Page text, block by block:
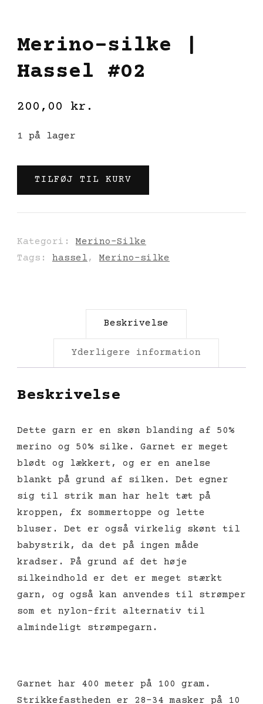
Merino-silke |
Hassel #02
200,00 kr.
1 på lager
Merino-
silke
#02
antal
TILFØJ TIL KURV
Kategori: Merino-Silke
Tags: hassel , Merino-silke
Beskrivelse
Yderligere information
Beskrivelse
Dette garn er en skøn blanding af 50%
merino og 50% silke. Garnet er meget
blødt og lækkert, og er en anelse
blankt på grund af silken. Det egner
sig til strik man har helt tæt på
kroppen, fx sommertoppe og lette
bluser. Det er også virkelig skønt til
babystrik, da det på ingen måde
kradser. På grund af det høje
silkeindhold er det er meget stærkt
garn, og også kan anvendes til strømper
som et nylon-frit alternativ til
almindeligt strømpegarn.
Garnet har 400 meter på 100 gram.
Strikkefastheden er 28-34 masker på 10